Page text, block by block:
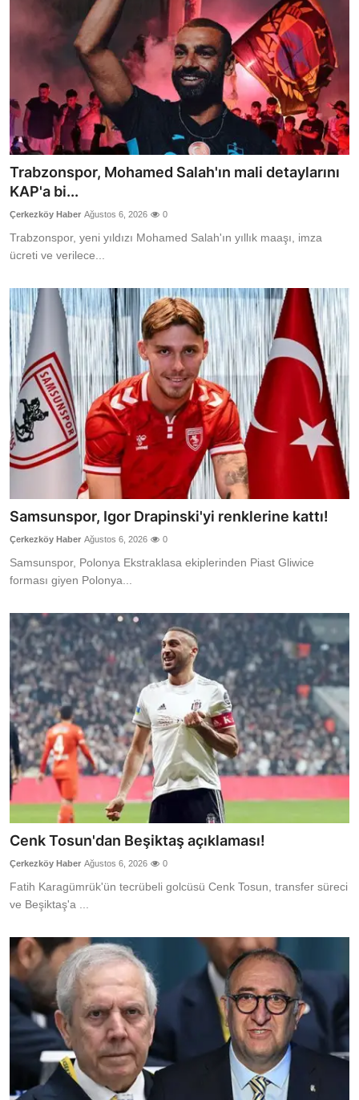
Trabzonspor, Mohamed Salah'ın mali detaylarını
KAP'a bi...
Çerkezköy Haber Ağustos 6, 2026 0
Trabzonspor, yeni yıldızı Mohamed Salah'ın yıllık maaşı, imza
ücreti ve verilece...
Samsunspor, Igor Drapinski'yi renklerine kattı!
Çerkezköy Haber Ağustos 6, 2026 0
Samsunspor, Polonya Ekstraklasa ekiplerinden Piast Gliwice
forması giyen Polonya...
Cenk Tosun'dan Beşiktaş açıklaması!
Çerkezköy Haber Ağustos 6, 2026 0
Fatih Karagümrük'ün tecrübeli golcüsü Cenk Tosun, transfer süreci
ve Beşiktaş'a ...